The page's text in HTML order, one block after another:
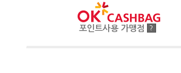
포인트사용 가맹점 ?